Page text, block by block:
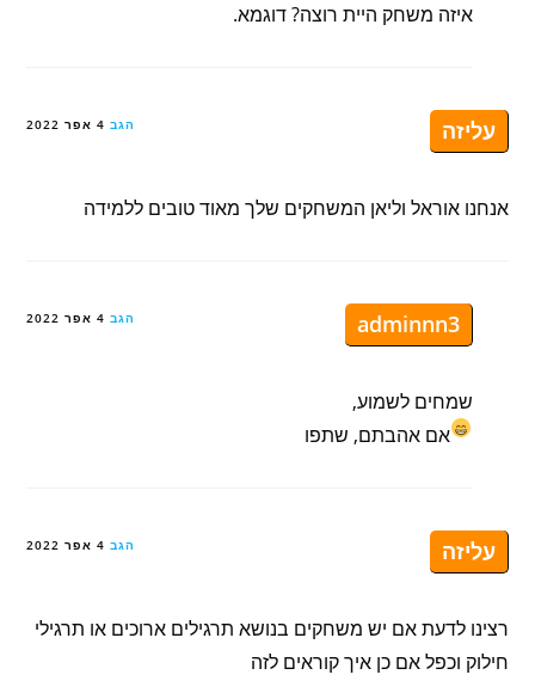
איזה משחק היית רוצה? דוגמא.
עליזה הגב 4 אפר 2022
אנחנו אוראל וליאן המשחקים שלך מאוד טובים ללמידה
adminnn3 הגב 4 אפר 2022
שמחים לשמוע,
אם אהבתם, שתפו
עליזה הגב 4 אפר 2022
רצינו לדעת אם יש משחקים בנושא תרגילים ארוכים או תרגילי
חילוק וכפל אם כן איך קוראים לזה